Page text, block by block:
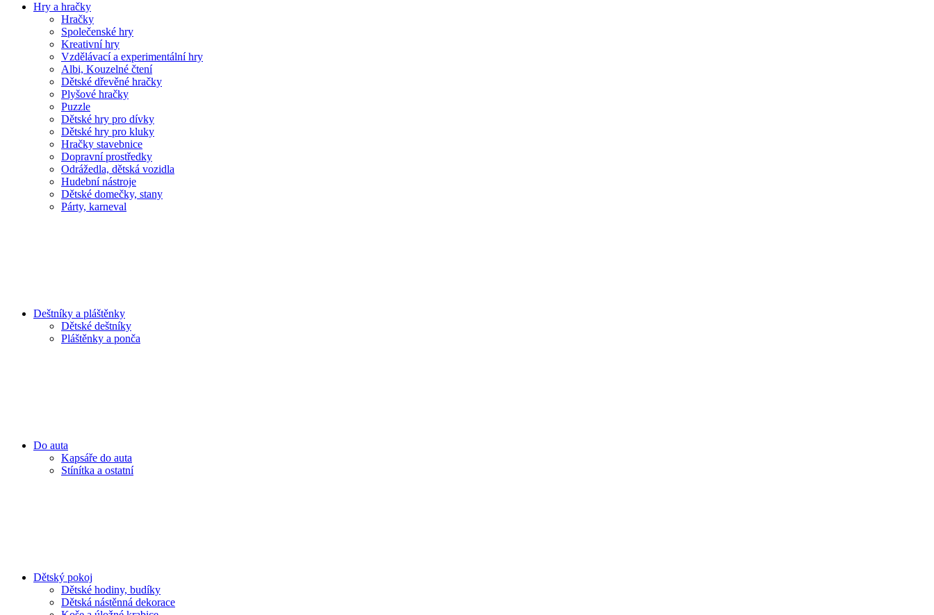
Hry a hračky
Hračky
Společenské hry
Kreativní hry
Vzdělávací a experimentální hry
Albi, Kouzelné čtení
Dětské dřevěné hračky
Plyšové hračky
Puzzle
Dětské hry pro dívky
Dětské hry pro kluky
Hračky stavebnice
Dopravní prostředky
Odrážedla, dětská vozidla
Hudební nástroje
Dětské domečky, stany
Párty, karneval
Deštníky a pláštěnky
Dětské deštníky
Pláštěnky a ponča
Do auta
Kapsáře do auta
Stínítka a ostatní
Dětský pokoj
Dětské hodiny, budíky
Dětská nástěnná dekorace